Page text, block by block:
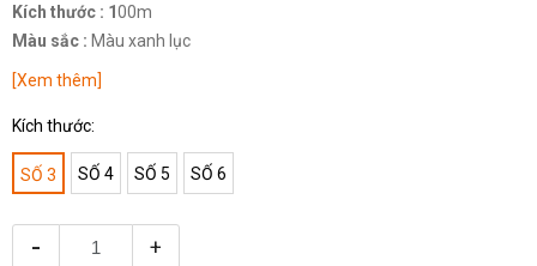
Kích thước : 100m
Màu sắc : Màu xanh lục
[Xem thêm]
Kích thước:
SỐ 3 SỐ 4 SỐ 5 SỐ 6
- +